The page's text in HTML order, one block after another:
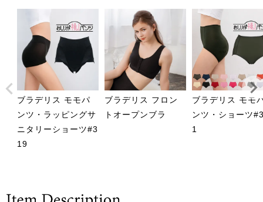
ブラデリス モモパ
ンツ・ラッピングサ
ニタリーショーツ#3
19
ブラデリス フロン
トオープンブラ
ブラデリス モモ
ンツ・ショーツ
1